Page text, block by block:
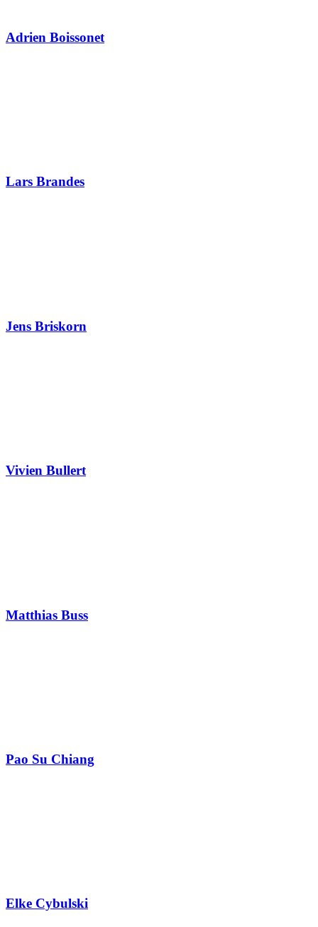
Adrien Boissonet
Lars Brandes
Jens Briskorn
Vivien Bullert
Matthias Buss
Pao Su Chiang
Elke Cybulski